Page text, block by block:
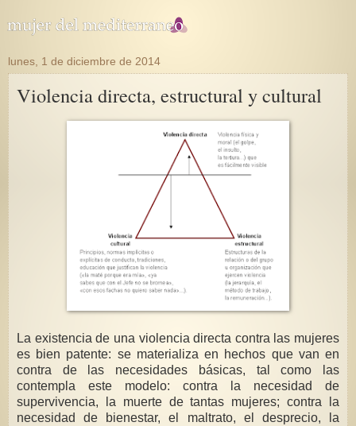
lunes, 1 de diciembre de 2014
Violencia directa, estructural y cultural
La existencia de una violencia directa contra las mujeres
es bien patente: se materializa en hechos que van en
contra de las necesidades básicas, tal como las
contempla este modelo: contra la necesidad de
supervivencia, la muerte de tantas mujeres; contra la
necesidad de bienestar, el maltrato, el desprecio, la